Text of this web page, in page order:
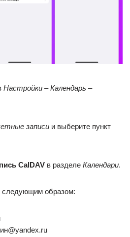
Настройки – Календарь –
записи и выберите пункт
CalDAV в разделе Календари.
следующим образом: